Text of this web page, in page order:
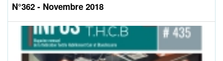
N°362 - Novembre 2018